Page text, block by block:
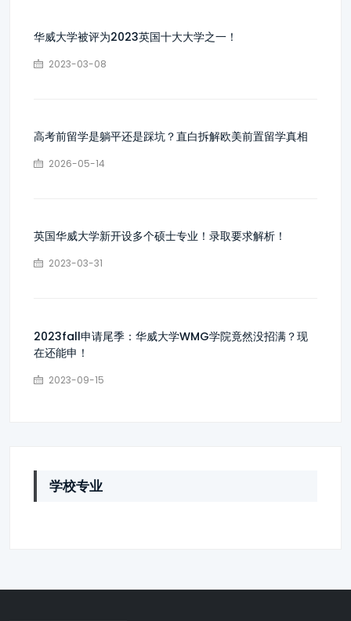
华威大学被评为2023英国十大大学之一！
2023-03-08
高考前留学是躺平还是踩坑？直白拆解欧美前置留学真相
2026-05-14
英国华威大学新开设多个硕士专业！录取要求解析！
2023-03-31
2023fall申请尾季：华威大学WMG学院竟然没招满？现
在还能申！
2023-09-15
学校专业